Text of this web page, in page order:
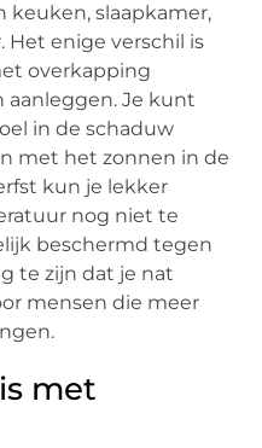
slaapkamer,
Het enige verschil is
overkapping
aanleggen. Je kunt
in de schaduw
met het zonnen in de
kun je lekker
nog niet te
beschermd tegen
te zijn dat je nat
mensen die meer
met